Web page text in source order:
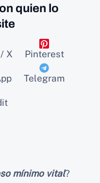
quien lo
X Pinterest
Telegram
mínimo vital?